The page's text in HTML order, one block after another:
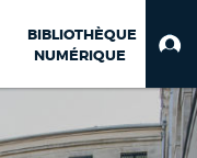
BIBLIOTHÈQUE
NUMÉRIQUE